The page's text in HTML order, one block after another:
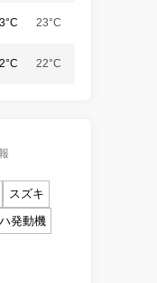
23°C
22°C
スズキ
発動機